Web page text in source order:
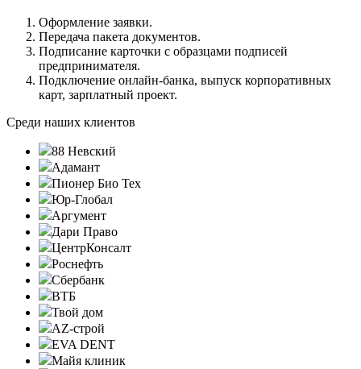
Оформление заявки.
Передача пакета документов.
Подписание карточки с образцами подписей
предпринимателя.
Подключение онлайн-банка, выпуск корпоративных
карт, зарплатный проект.
Среди наших клиентов
88 Невский
Адамант
Пионер Био Тех
Юр-Глобал
Аргумент
Дари Право
ЦентрКонсалт
Роснефть
Сбербанк
ВТБ
Твой дом
AZ-строй
EVA DENT
Майя клиник